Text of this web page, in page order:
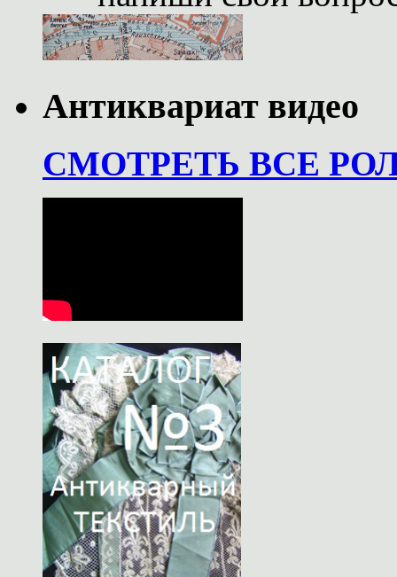
Антиквариат видео
СМОТРЕТЬ ВСЕ